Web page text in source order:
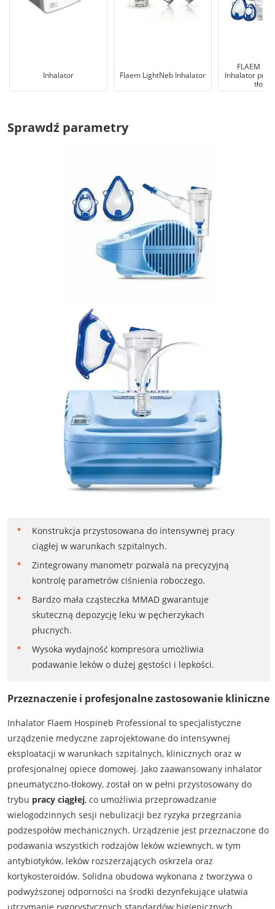
Inhalator Flaem LightNeb Inhalator
FLAEM
Inhalator
Sprawdź parametry
Konstrukcja przystosowana do intensywnej pracy
ciągłej w warunkach szpitalnych.
Zintegrowany manometr pozwala na precyzyjną
kontrolę parametrów ciśnienia roboczego.
Bardzo mała cząsteczka MMAD gwarantuje
skuteczną depozycję leku w pęcherzykach
płucnych.
Wysoka wydajność kompresora umożliwia
podawanie leków o dużej gęstości i lepkości.
Przeznaczenie i profesjonalne zastosowanie kliniczne
Inhalator Flaem Hospineb Professional to specjalistyczne
urządzenie medyczne zaprojektowane do intensywnej
eksploatacji w warunkach szpitalnych, klinicznych oraz w
profesjonalnej opiece domowej. Jako zaawansowany inhalator
pneumatyczno-tłokowy, został on w pełni przystosowany do
trybu pracy ciągłej, co umożliwia przeprowadzanie
wielogodzinnych sesji nebulizacji bez ryzyka przegrzania
podzespołów mechanicznych. Urządzenie jest przeznaczone do
podawania wszystkich rodzajów leków wziewnych, w tym
antybiotyków, leków rozszerzających oskrzela oraz
kortykosteroidów. Solidna obudowa wykonana z tworzywa o
podwyższonej odporności na środki dezynfekujące ułatwia